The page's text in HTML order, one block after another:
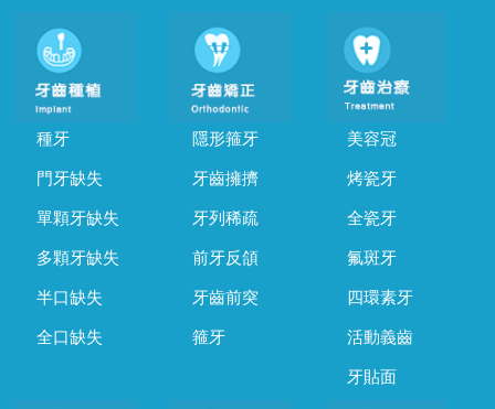
種牙
門牙缺失
單顆牙缺失
多顆牙缺失
半口缺失
全口缺失
隱形箍牙
牙齒擁擠
牙列稀疏
前牙反頜
牙齒前突
箍牙
美容冠
烤瓷牙
全瓷牙
氟斑牙
四環素牙
活動義齒
牙貼面